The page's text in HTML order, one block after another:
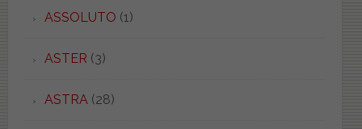
ASSOLUTO (1)
ASTER (3)
ASTRA(28)